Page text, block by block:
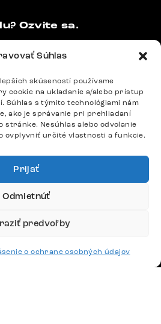
Súhlas
skúseností používame
cookie na ukladanie a/alebo prístup
Súhlas s týmito technológiami nám
ako je správanie pri prehliadaní
stránke. Nesúhlas alebo odvolanie
ovplyvniť určité vlastnosti a funkcie.
Prijať
Odmietnúť
predvoľby
o ochrane osobných údajov
Ozvite sa.